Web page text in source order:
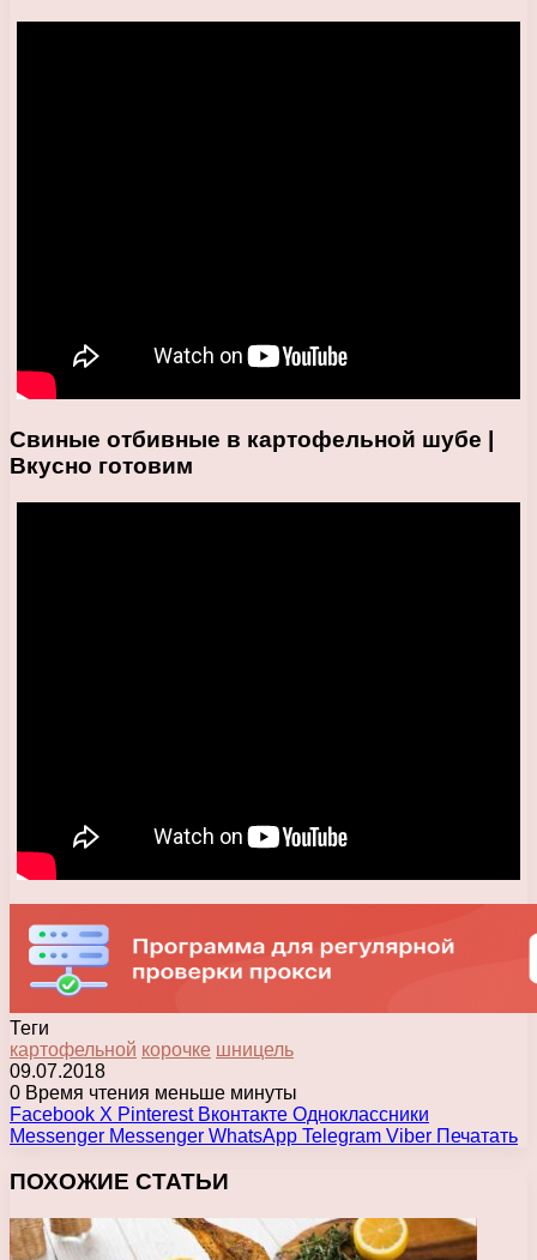
Свиные отбивные в картофельной шубе |
Вкусно готовим
Теги
картофельной корочке шницель
09.07.2018
0 Время чтения меньше минуты
Facebook X Pinterest Вконтакте Одноклассники
Messenger Messenger WhatsApp Telegram Viber Печатать
ПОХОЖИЕ СТАТЬИ